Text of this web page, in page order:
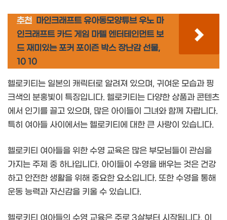
추천 마인크래프트 유아동모양튜브 우노 마
인크래프트 카드 게임 마텔 엔터테인먼트 보
드 재미있는 포커 포이즌 박스 장난감 선물,
10 10
헬로키티는 일본의 캐릭터로 알려져 있으며, 귀여운 모습과 핑
크색의 분홍빛이 특징입니다. 헬로키티는 다양한 상품과 콘텐츠
에서 인기를 끌고 있으며, 많은 아이들이 그녀와 함께 자랍니다.
특히 여아들 사이에서는 헬로키티에 대한 큰 사랑이 있습니다.
헬로키티 여아들을 위한 수영 교육은 많은 부모님들이 관심을
가지는 주제 중 하나입니다. 아이들이 수영을 배우는 것은 건강
하고 안전한 생활을 위해 중요한 요소입니다. 또한 수영을 통해
운동 능력과 자신감을 키울 수 있습니다.
헬로키티 여아들의 수영 교육은 주로 3살부터 시작됩니다. 이